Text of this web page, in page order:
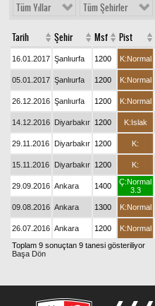
Tüm Yıllar Tüm Şehirler
Tarih Şehir Msf Pist
16.01.2017 Şanlıurfa 1200 K:Normal
05.01.2017 Şanlıurfa 1200 K:Normal
26.12.2016 Şanlıurfa 1200 K:Normal
14.12.2016 Diyarbakır 1200 K:Islak
29.11.2016 Diyarbakır 1200 K:
15.11.2016 Diyarbakır 1200 K:
29.09.2016 Ankara 1400
Ç:Normal
3.3
09.08.2016 Ankara 1300 K:Normal
26.07.2016 Ankara 1200 K:Normal
Toplam 9 sonuçtan 9 tanesi gösteriliyor
Başa Dön